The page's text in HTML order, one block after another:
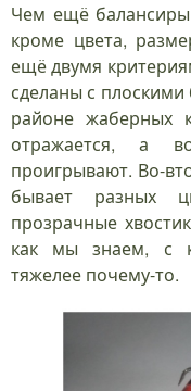
Чем ещё балансиры
кроме цвета,
ещё двумя
сделаны с
районе жаберных
отражается, а
проигрывают. Во-
бывает разных
прозрачные
как мы знаем, с
тяжелее почему-то.